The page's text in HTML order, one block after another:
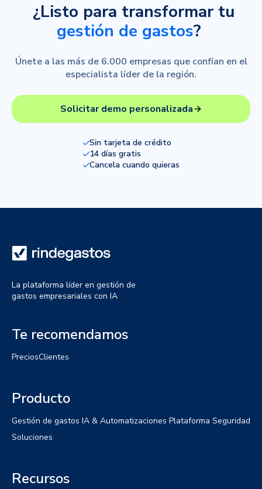
¿Listo para transformar tu
gestión de gastos?
Únete a las más de 6.000 empresas que confían en el
especialista líder de la región.
Solicitar demo personalizada
Sin tarjeta de crédito
14 días gratis
Cancela cuando quieras
La plataforma líder en gestión de
gastos empresariales con IA
Te recomendamos
PreciosClientes
Producto
Gestión de gastos IA & Automatizaciones Plataforma Seguridad
Soluciones
Recursos